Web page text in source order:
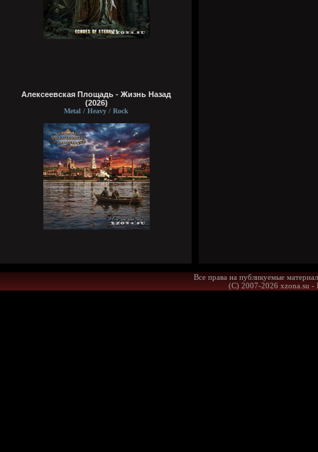
Алексеевская Площадь - Жизнь Назад
(2026)
Metal / Heavy / Rock
Все права на публикуемые
(С) 2007-2026 xzona.su -